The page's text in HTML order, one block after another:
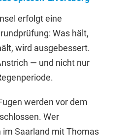
erfolgt eine
Was hält,
wird ausgebessert.
— und nicht nur
werden vor dem
Wer
im Saarland mit Thomas